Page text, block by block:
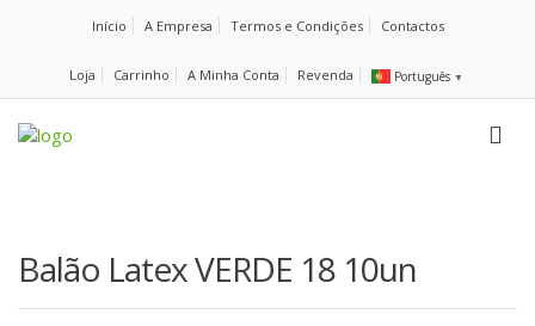
Início A Empresa Termos e Condições Contactos
Loja Carrinho A Minha Conta Revenda Português ▼
Balão Latex VERDE 18 10un